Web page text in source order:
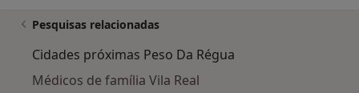
Pesquisas relacionadas
Cidades próximas Peso Da Régua
Médicos de família Vila Real